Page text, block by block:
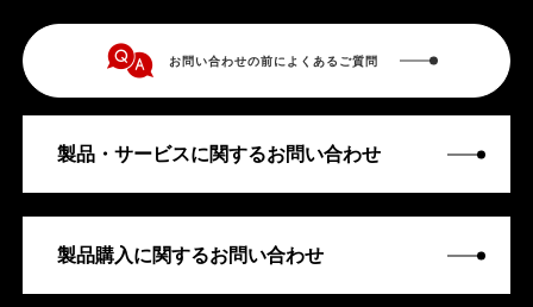
お問い合わせの前によくあるご質問
製品・サービスに関するお問い合わせ
製品購入に関するお問い合わせ